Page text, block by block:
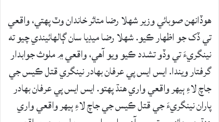
هوڏانهن صوبائي وزير شهلا رضا متاثر خاندان وٽ پهتي، واقعي
تي ڏک جو اظهار ڪيو. شھلا رضا ميڊيا سان ڳالهائيندي چيو ته
نينگريءَ تي وڏو تشدد ڪيو ويو آهي، واقعي ۾ ملوث جوابدار
گرفتار ويندا. ايس ايس پي عرفان بهادر نينگري قتل ڪيس جي
جاچ لاءِ ٻيهر واقعي واري هنڌ پهتو. ايس ايس پي عرفان بهادر
پاران نينگريءَ جي قتل ڪيس جي جاچ لاءِ ٻيهر واقعي واري